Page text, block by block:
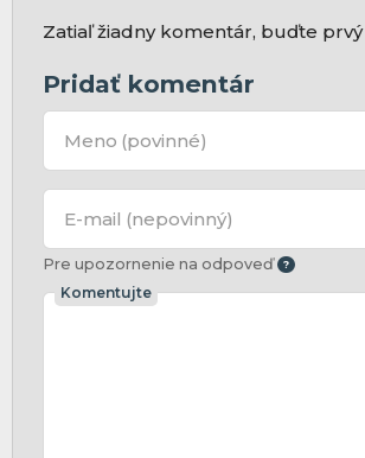
Zatiaľ žiadny komentár, buďte prvý
Pridať komentár
Meno (povinné)
E-mail (nepovinný)
Pre upozornenie na odpoveď
Komentujte